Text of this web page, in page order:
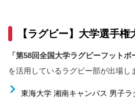
【ラグビー】大学選手権
「第58回全国大学ラグビーフットボ
を活用しているラグビー部が出場し
東海大学 湘南キャンパス 男子ラ